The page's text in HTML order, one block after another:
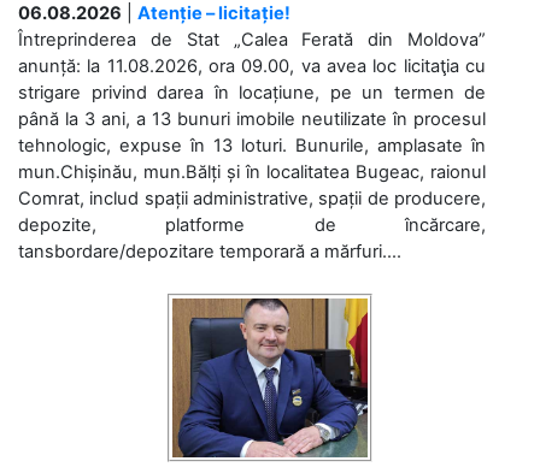
06.08.2026
Atenție – licitație!
Întreprinderea de Stat „Calea Ferată din Moldova”
anunță: la 11.08.2026, ora 09.00, va avea loc licitaţia cu
strigare privind darea în locațiune, pe un termen de
până la 3 ani, a 13 bunuri imobile neutilizate în procesul
tehnologic, expuse în 13 loturi. Bunurile, amplasate în
mun.Chișinău, mun.Bălți și în localitatea Bugeac, raionul
Comrat, includ spații administrative, spații de producere,
depozite, platforme de încărcare,
tansbordare/depozitare temporară a mărfuri....